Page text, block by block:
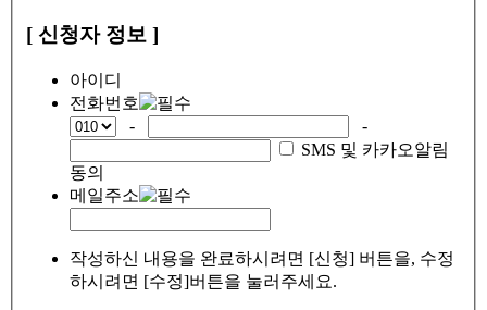
[ 신청자 정보 ]
아이디
전화번호
-
-
SMS 및 카카오알림
동의
메일주소
작성하신 내용을 완료하시려면 [신청] 버튼을, 수정
하시려면 [수정]버튼을 눌러주세요.